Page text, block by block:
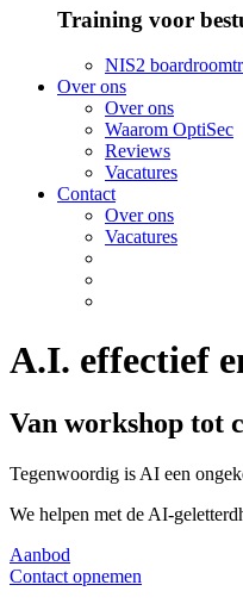
Training voor
NIS2
Over ons
Over ons
Waarom OptiSec
Reviews
Vacatures
Contact
Over ons
Vacatures
A.I. effectief
Van workshop tot
Tegenwoordig is AI een
We helpen met de AI-
Aanbod
Contact opnemen